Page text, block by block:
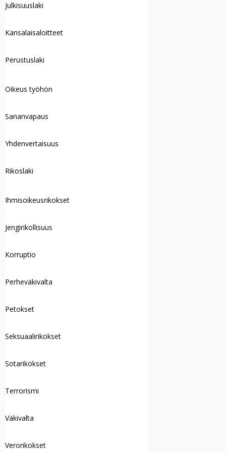
Julkisuuslaki
Kansalaisaloitteet
Perustuslaki
Oikeus työhön
Sananvapaus
Yhdenvertaisuus
Rikoslaki
Ihmisoikeusrikokset
Jengirikollisuus
Korruptio
Perheväkivalta
Petokset
Seksuaalirikokset
Sotarikokset
Terrorismi
Väkivalta
Verorikokset